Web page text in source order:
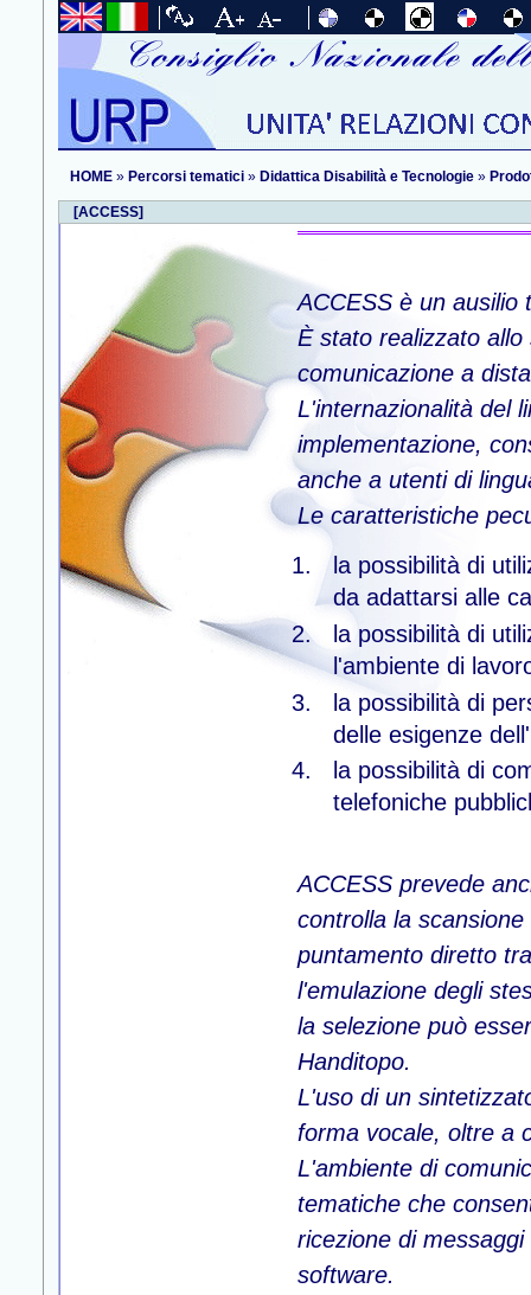
HOME » Percorsi tematici » Didattica Disabilità e Tecnologie »
[ACCESS]
ACCESS è un ausilio
È stato realizzato
comunicazione a
L'internazionalità del
implementazione,
anche a utenti di
Le caratteristiche
la possibilità di
da adattarsi alle
la possibilità di
l'ambiente di
la possibilità di
delle esigenze
la possibilità di
telefoniche
ACCESS prevede
controlla la
puntamento diretto
l'emulazione degli
la selezione può
Handitopo.
L'uso di un
forma vocale, oltre a
L'ambiente di
tematiche che
ricezione di
software.